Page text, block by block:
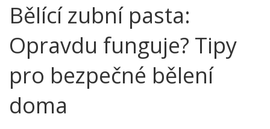
Bělící zubní pasta:
Opravdu funguje? Tipy
pro bezpečné bělení
doma